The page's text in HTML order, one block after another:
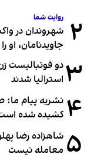
۲ روایت شما
شهروندان در
جاویدنامان، او
۳ استرالیا شدند
۴ نشریه پیام ما:
کشیده شده
۵ شاهزاده رضا
معامله نیست